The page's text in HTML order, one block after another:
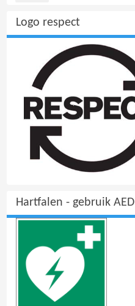
Logo respect
Hartfalen - gebruik AED